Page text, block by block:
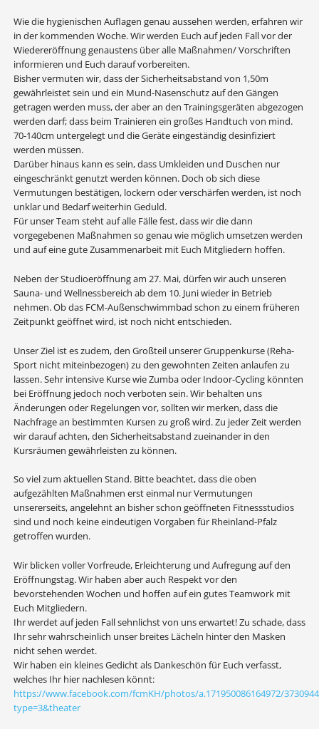
Wie die hygienischen Auflagen genau aussehen werden, erfahren wir
in der kommenden Woche. Wir werden Euch auf jeden Fall vor der
Wiedereröffnung genaustens über alle Maßnahmen/ Vorschriften
informieren und Euch darauf vorbereiten.
Bisher vermuten wir, dass der Sicherheitsabstand von 1,50m
gewährleistet sein und ein Mund-Nasenschutz auf den Gängen
getragen werden muss, der aber an den Trainingsgeräten abgezogen
werden darf; dass beim Trainieren ein großes Handtuch von mind.
70-140cm untergelegt und die Geräte eingeständig desinfiziert
werden müssen.
Darüber hinaus kann es sein, dass Umkleiden und Duschen nur
eingeschränkt genutzt werden können. Doch ob sich diese
Vermutungen bestätigen, lockern oder verschärfen werden, ist noch
unklar und Bedarf weiterhin Geduld.
Für unser Team steht auf alle Fälle fest, dass wir die dann
vorgegebenen Maßnahmen so genau wie möglich umsetzen werden
und auf eine gute Zusammenarbeit mit Euch Mitgliedern hoffen.
Neben der Studioeröffnung am 27. Mai, dürfen wir auch unseren
Sauna- und Wellnessbereich ab dem 10. Juni wieder in Betrieb
nehmen. Ob das FCM-Außenschwimmbad schon zu einem früheren
Zeitpunkt geöffnet wird, ist noch nicht entschieden.
Unser Ziel ist es zudem, den Großteil unserer Gruppenkurse (Reha-
Sport nicht miteinbezogen) zu den gewohnten Zeiten anlaufen zu
lassen. Sehr intensive Kurse wie Zumba oder Indoor-Cycling könnten
bei Eröffnung jedoch noch verboten sein. Wir behalten uns
Änderungen oder Regelungen vor, sollten wir merken, dass die
Nachfrage an bestimmten Kursen zu groß wird. Zu jeder Zeit werden
wir darauf achten, den Sicherheitsabstand zueinander in den
Kursräumen gewährleisten zu können.
So viel zum aktuellen Stand. Bitte beachtet, dass die oben
aufgezählten Maßnahmen erst einmal nur Vermutungen
unsererseits, angelehnt an bisher schon geöffneten Fitnessstudios
sind und noch keine eindeutigen Vorgaben für Rheinland-Pfalz
getroffen wurden.
Wir blicken voller Vorfreude, Erleichterung und Aufregung auf den
Eröffnungstag. Wir haben aber auch Respekt vor den
bevorstehenden Wochen und hoffen auf ein gutes Teamwork mit
Euch Mitgliedern.
Ihr werdet auf jeden Fall sehnlichst von uns erwartet! Zu schade, dass
Ihr sehr wahrscheinlich unser breites Lächeln hinter den Masken
nicht sehen werdet.
Wir haben ein kleines Gedicht als Dankeschön für Euch verfasst,
welches Ihr hier nachlesen könnt:
https://www.facebook.com/fcmKH/photos/a.171950086164972/
type=3&theater